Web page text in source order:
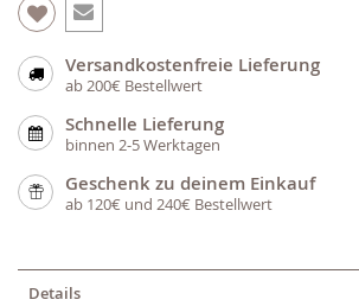
Versandkostenfreie Lieferung
ab 200€ Bestellwert
Schnelle Lieferung
binnen 2-5 Werktagen
Geschenk zu deinem Einkauf
ab 120€ und 240€ Bestellwert
Details